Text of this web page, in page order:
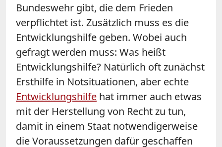
Bundeswehr gibt, die dem Frieden
verpflichtet ist. Zusätzlich muss es die
Entwicklungshilfe geben. Wobei auch
gefragt werden muss: Was heißt
Entwicklungshilfe? Natürlich oft zunächst
Ersthilfe in Notsituationen, aber echte
Entwicklungshilfe hat immer auch etwas
mit der Herstellung von Recht zu tun,
damit in einem Staat notwendigerweise
die Voraussetzungen dafür geschaffen